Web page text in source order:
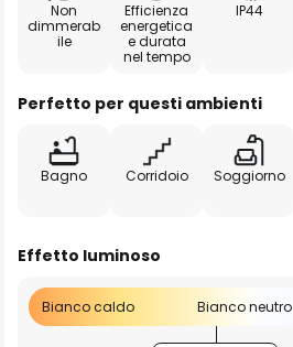
Non
dimmerab
ile
Efficienza
energetica
e durata
nel tempo
IP44
Perfetto per questi ambienti
Bagno Corridoio Soggiorno
Effetto luminoso
Bianco caldo Bianco neutro